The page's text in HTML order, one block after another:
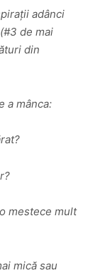
adânci
de mai
din
a mânca:
mestece mult
mică sau